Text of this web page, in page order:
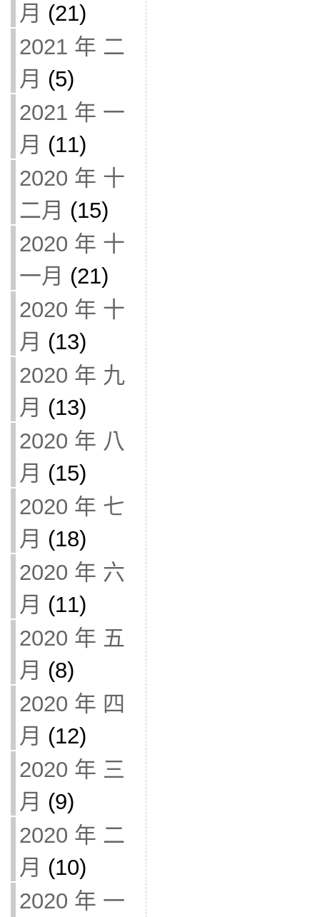
月 (21)
2021 年 二
月 (5)
2021 年 一
月 (11)
2020 年 十
二月 (15)
2020 年 十
一月 (21)
2020 年 十
月 (13)
2020 年 九
月 (13)
2020 年 八
月 (15)
2020 年 七
月 (18)
2020 年 六
月 (11)
2020 年 五
月 (8)
2020 年 四
月 (12)
2020 年 三
月 (9)
2020 年 二
月 (10)
2020 年 一